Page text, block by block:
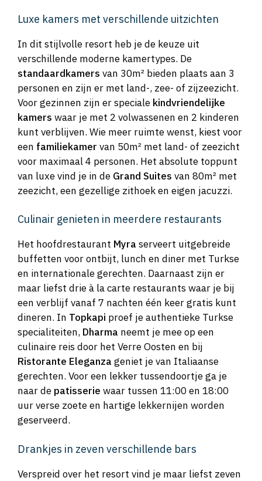
Luxe kamers met verschillende uitzichten
In dit stijlvolle resort heb je de keuze uit
verschillende moderne kamertypes. De
standaardkamers van 30m² bieden plaats aan 3
personen en zijn er met land-, zee- of zijzeezicht.
Voor gezinnen zijn er speciale kindvriendelijke
kamers waar je met 2 volwassenen en 2 kinderen
kunt verblijven. Wie meer ruimte wenst, kiest voor
een familiekamer van 50m² met land- of zeezicht
voor maximaal 4 personen. Het absolute toppunt
van luxe vind je in de Grand Suites van 80m² met
zeezicht, een gezellige zithoek en eigen jacuzzi.
Culinair genieten in meerdere restaurants
Het hoofdrestaurant Myra serveert uitgebreide
buffetten voor ontbijt, lunch en diner met Turkse
en internationale gerechten. Daarnaast zijn er
maar liefst drie à la carte restaurants waar je bij
een verblijf vanaf 7 nachten één keer gratis kunt
dineren. In Topkapi proef je authentieke Turkse
specialiteiten, Dharma neemt je mee op een
culinaire reis door het Verre Oosten en bij
Ristorante Eleganza geniet je van Italiaanse
gerechten. Voor een lekker tussendoortje ga je
naar de patisserie waar tussen 11:00 en 18:00
uur verse zoete en hartige lekkernijen worden
geserveerd.
Drankjes in zeven verschillende bars
Verspreid over het resort vind je maar liefst zeven